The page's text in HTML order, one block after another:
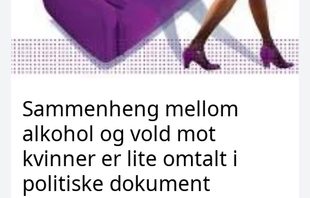
Sammenheng mellom
alkohol og vold mot
kvinner er lite omtalt i
politiske dokument